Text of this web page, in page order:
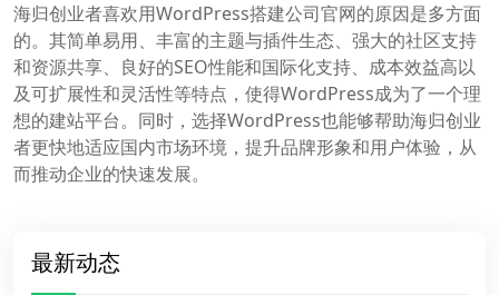
海归创业者喜欢用WordPress搭建公司官网的原因是多方面
的。其简单易用、丰富的主题与插件生态、强大的社区支持
和资源共享、良好的SEO性能和国际化支持、成本效益高以
及可扩展性和灵活性等特点，使得WordPress成为了一个理
想的建站平台。同时，选择WordPress也能够帮助海归创业
者更快地适应国内市场环境，提升品牌形象和用户体验，从
而推动企业的快速发展。
最新动态